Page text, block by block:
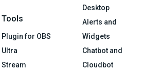
Tools
Plugin for OBS
Ultra
Stream
Desktop
Alerts and
Widgets
Chatbot and
Cloudbot